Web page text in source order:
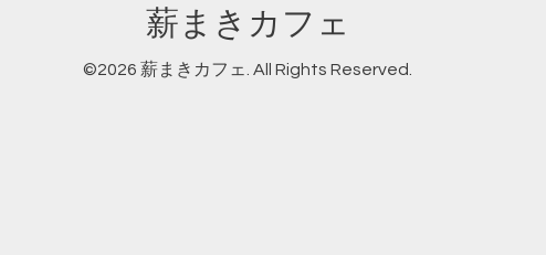
薪まきカフェ
©2026 薪まきカフェ . All Rights Reserved.